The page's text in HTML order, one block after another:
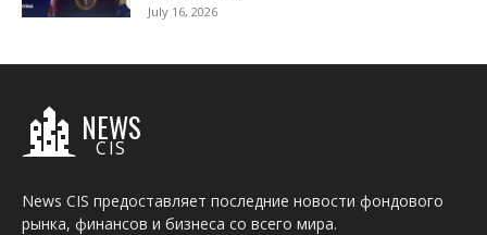
July 16, 2026
NEWS
CIS
News CIS предоставляет последние новости фондового
рынка, финансов и бизнеса со всего мира.